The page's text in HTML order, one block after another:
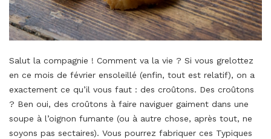
Salut la compagnie ! Comment va la vie ? Si vous grelottez
en ce mois de février ensoleillé (enfin, tout est relatif), on a
exactement ce qu’il vous faut : des croûtons. Des croûtons
? Ben oui, des croûtons à faire naviguer gaiment dans une
soupe à l’oignon fumante (ou à autre chose, après tout, ne
soyons pas sectaires). Vous pourrez fabriquer ces Typiques